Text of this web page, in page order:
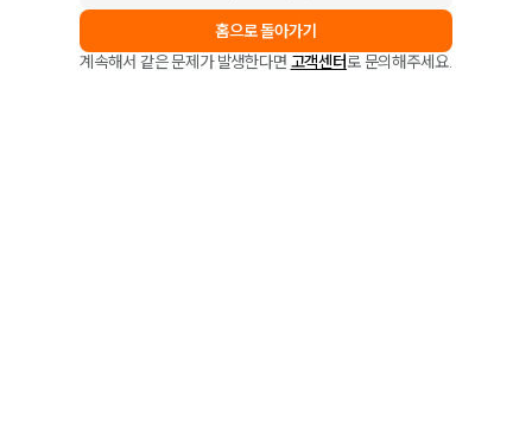
홈으로 돌아가기
계속해서 같은 문제가 발생한다면 고객센터로 문의해주세요.